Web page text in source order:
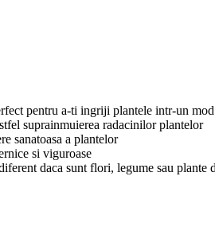
pentru a-ti ingriji plantele intr-un
suprainmuierea radacinilor plantelor
sanatoasa a plantelor
si viguroase
daca sunt flori, legume sau plante